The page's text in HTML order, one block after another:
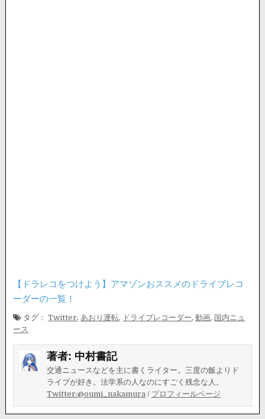
【ドラレコをつけよう】アマゾンおススメのドライブレコ
ーダーの一覧！
タグ：Twitter, あおり運転, ドライブレコーダー,動画, 国内ニュ
ース
著者: 中村書記
交通ニュースなどを主に書くライター。三度の飯よりド
ライブが好き。法学系の人なのにすごく残念な人。
Twitter:@oumi_nakamura / プロフィールページ